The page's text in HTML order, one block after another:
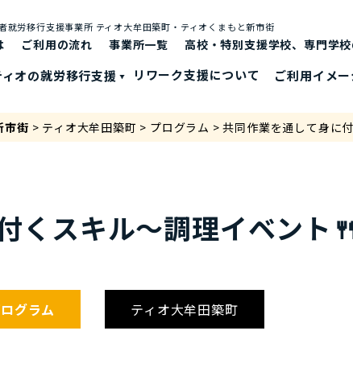
就労移⾏⽀援事業所 ティオ⼤牟⽥築町・ティオくまもと新市街
ご利⽤の流れ 事業所一覧 高校・特別支援学校、専門学
ィオの就労移⾏⽀援 リワーク支援について ご利⽤イメ
市街 > ティオ大牟田築町 > プログラム >共同作業を通して身に
くスキル～調理イベント
グラム ティオ大牟田築町